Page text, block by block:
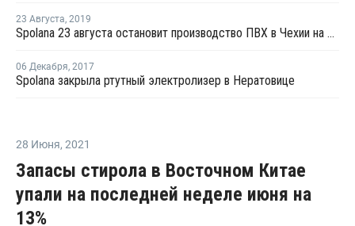
23 Августа, 2019
Spolana 23 августа остановит производство ПВХ в Чехии на ремонт
06 Декабря, 2017
Spolana закрыла ртутный электролизер в Нератовице
28 Июня, 2021
Запасы стирола в Восточном Китае
упали на последней неделе июня на
13%